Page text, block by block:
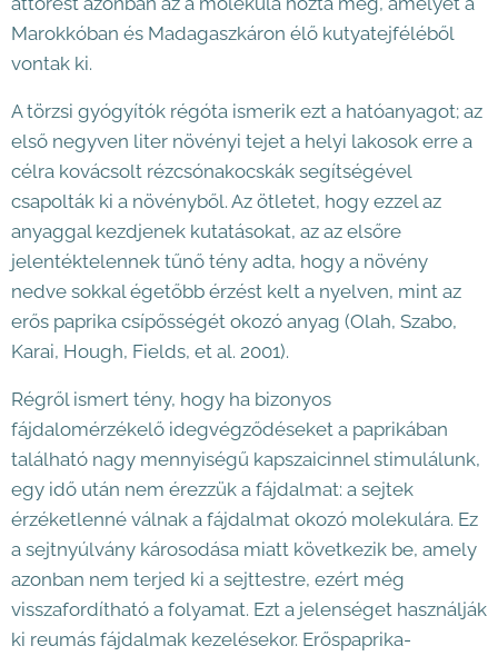
Marokkóban és Madagaszkáron élő kutyatejféléből
vontak ki.
A törzsi gyógyítók régóta ismerik ezt a hatóanyagot; az
első negyven liter növényi tejet a helyi lakosok erre a
célra kovácsolt rézcsónakocskák segítségével
csapolták ki a növényből. Az ötletet, hogy ezzel az
anyaggal kezdjenek kutatásokat, az az elsőre
jelentéktelennek tűnő tény adta, hogy a növény
nedve sokkal égetőbb érzést kelt a nyelven, mint az
erős paprika csípősségét okozó anyag (Olah, Szabo,
Karai, Hough, Fields, et al. 2001).
Régről ismert tény, hogy ha bizonyos
fájdalomérzékelő idegvégződéseket a paprikában
található nagy mennyiségű kapszaicinnel stimulálunk,
egy idő után nem érezzük a fájdalmat: a sejtek
érzéketlenné válnak a fájdalmat okozó molekulára. Ez
a sejtnyúlvány károsodása miatt következik be, amely
azonban nem terjed ki a sejttestre, ezért még
visszafordítható a folyamat. Ezt a jelenséget használják
ki reumás fájdalmak kezelésekor. Erőspaprika-